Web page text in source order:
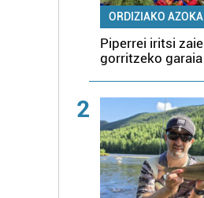
ORDIZIAKO AZOKA
Piperrei iritsi zaie
gorritzeko garaia
2